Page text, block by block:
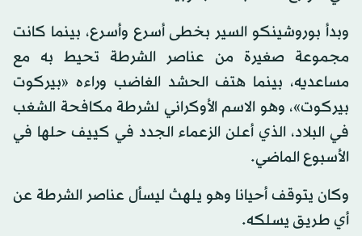
وبدأ بوروشينكو السير بخطى أسرع وأسرع، بينما كانت
مجموعة صغيرة من عناصر الشرطة تحيط به مع
مساعديه، بينما هتف الحشد الغاضب وراءه «بيركوت
بيركوت»، وهو الاسم الأوكراني لشرطة مكافحة الشغب
في البلاد، الذي أعلن الزعماء الجدد في كييف حلها في
الأسبوع الماضي.
وكان يتوقف أحيانا وهو يلهث ليسأل عناصر الشرطة عن
أي طريق يسلكه.